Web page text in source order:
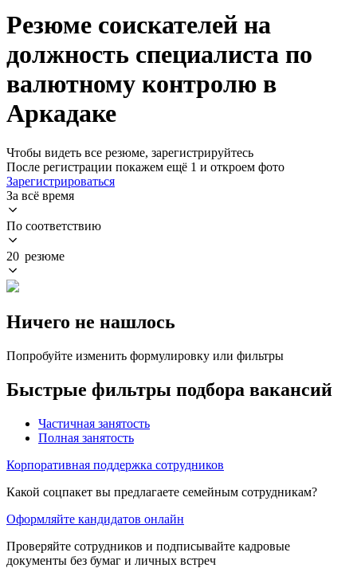
Резюме соискателей на
должность специалиста по
валютному контролю в
Аркадаке
Чтобы видеть все резюме, зарегистрируйтесь
После регистрации покажем ещё 1 и откроем фото
Зарегистрироваться
За всё время
По соответствию
20 резюме
Ничего не нашлось
Попробуйте изменить формулировку или фильтры
Быстрые фильтры подбора вакансий
Частичная занятость
Полная занятость
Корпоративная поддержка сотрудников
Какой соцпакет вы предлагаете семейным сотрудникам?
Оформляйте кандидатов онлайн
Проверяйте сотрудников и подписывайте кадровые
документы без бумаг и личных встреч